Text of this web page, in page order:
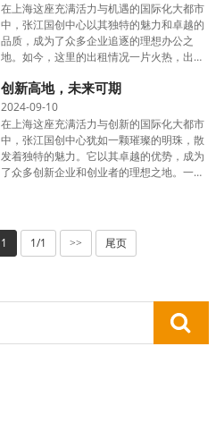
在上海这座充满活力与机遇的国际化大都市
中，张江国创中心以其独特的魅力和卓越的
品质，成为了众多企业追逐的理想办公之
地。如今，这里的出租情况一片火热，出租
和竞争力。一、优越的地理位置奠定出租基
础张江···
创新高地，未来可期
2024-09-10
在上海这座充满活力与创新的国际化大都市
中，张江国创中心犹如一颗璀璨的明珠，散
发着独特的魅力。它以其卓越的优势，成为
了众多创新企业和创业者的理想之地。一、
1 1/1 >> 尾页